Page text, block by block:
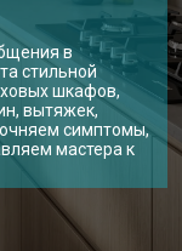
в
стильной
шкафов,
вытяжек,
симптомы,
мастера к